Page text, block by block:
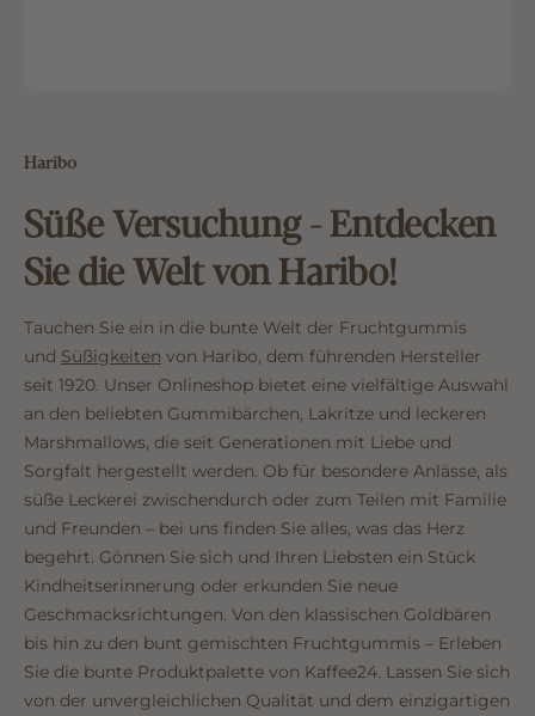
Haribo
Süße Versuchung - Entdecken
Sie die Welt von Haribo!
Tauchen Sie ein in die bunte Welt der Fruchtgummis
und Süßigkeiten von Haribo, dem führenden Hersteller
seit 1920. Unser Onlineshop bietet eine vielfältige Auswahl
an den beliebten Gummibärchen, Lakritze und leckeren
Marshmallows, die seit Generationen mit Liebe und
Sorgfalt hergestellt werden. Ob für besondere Anlässe, als
süße Leckerei zwischendurch oder zum Teilen mit Familie
und Freunden – bei uns finden Sie alles, was das Herz
begehrt. Gönnen Sie sich und Ihren Liebsten ein Stück
Kindheitserinnerung oder erkunden Sie neue
Geschmacksrichtungen. Von den klassischen Goldbären
bis hin zu den bunt gemischten Fruchtgummis – Erleben
Sie die bunte Produktpalette von Kaffee24. Lassen Sie sich
von der unvergleichlichen Qualität und dem einzigartigen